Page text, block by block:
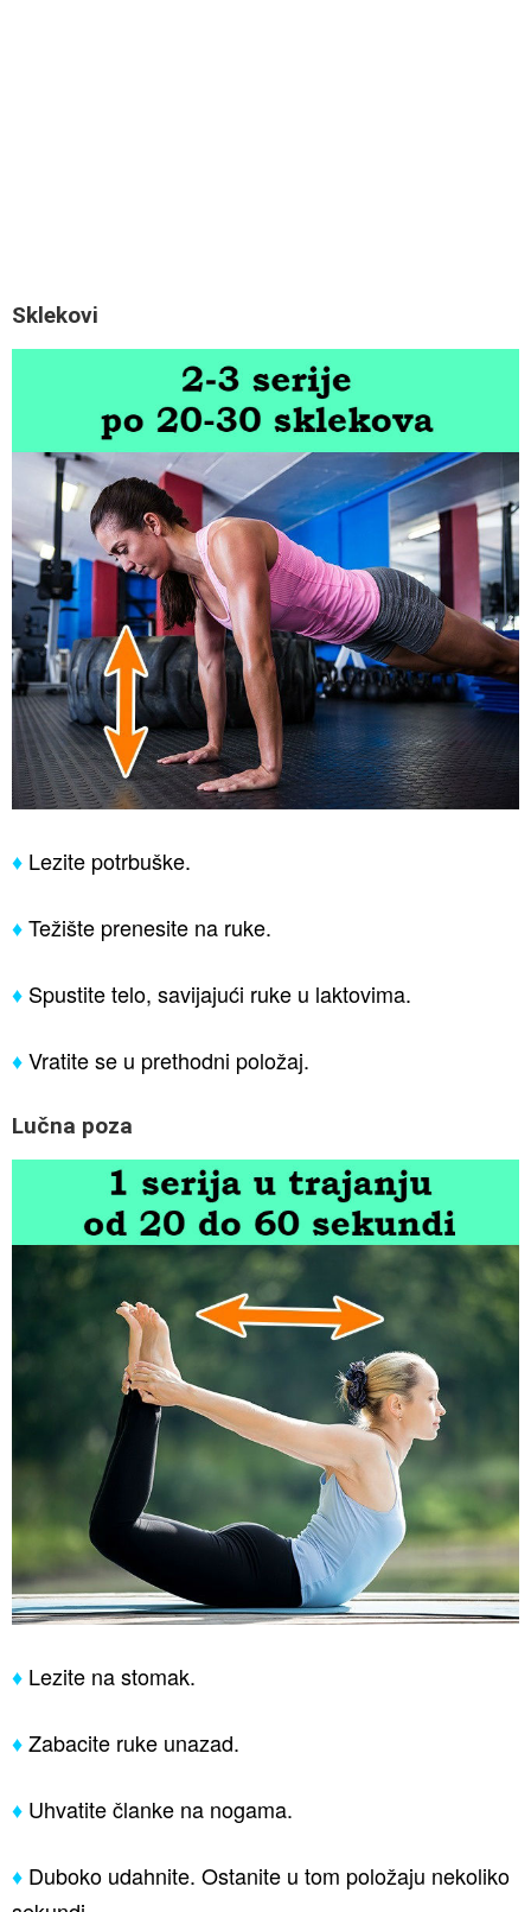
Sklekovi
♦ Lezite potrbuške.
♦Težište prenesite na ruke.
♦ Spustite telo, savijajući ruke u laktovima.
♦Vratite se u prethodni položaj.
Lučna poza
♦ Lezite na stomak.
♦Zabacite ruke unazad.
♦ Uhvatite članke na nogama.
♦ Duboko udahnite. Ostanite u tom položaju nekoliko